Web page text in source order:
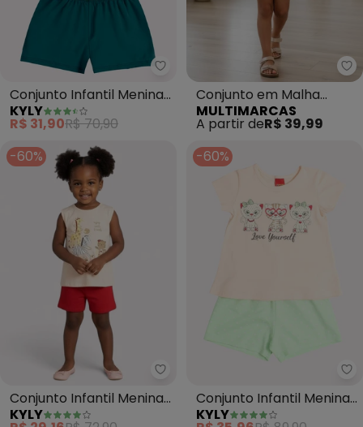
Kyly - Conjunto Infantil Menina
Conjunto Infantil Menina
Estampa (Laranja)
KYLY
R$ 31,90R$ 70,90
Conjunto em Malha
(Laranja)
MULTIMARCAS
A partir deR$ 39,99
-60%
Kyly - Conjunto Infantil Menina
Conjunto Infantil Menina
Bichinhos (Laranja)
KYLY
-60%
Conjunto Infantil Menina
Gatinho (Laranja)
KYLY